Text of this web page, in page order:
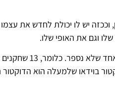
וככזה יש לו יכולת לחדש את
וגם את האופי שלו.
מתחילת הסדרה